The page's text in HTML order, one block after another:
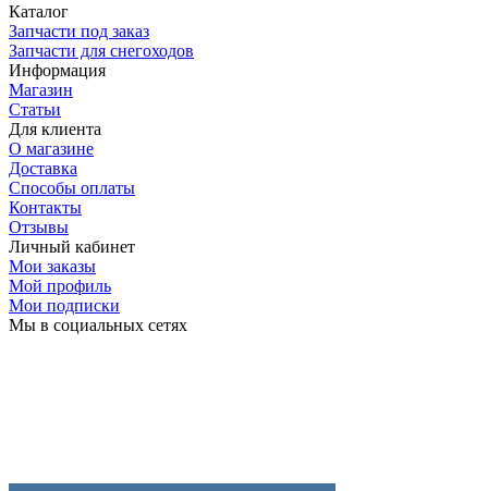
Каталог
Запчасти под заказ
Запчасти для снегоходов
Информация
Магазин
Статьи
Для клиента
О магазине
Доставка
Способы оплаты
Контакты
Отзывы
Личный кабинет
Мои заказы
Мой профиль
Мои подписки
Мы в социальных сетях